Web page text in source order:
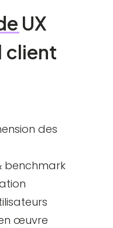
UX
client
des
benchmark
œuvre